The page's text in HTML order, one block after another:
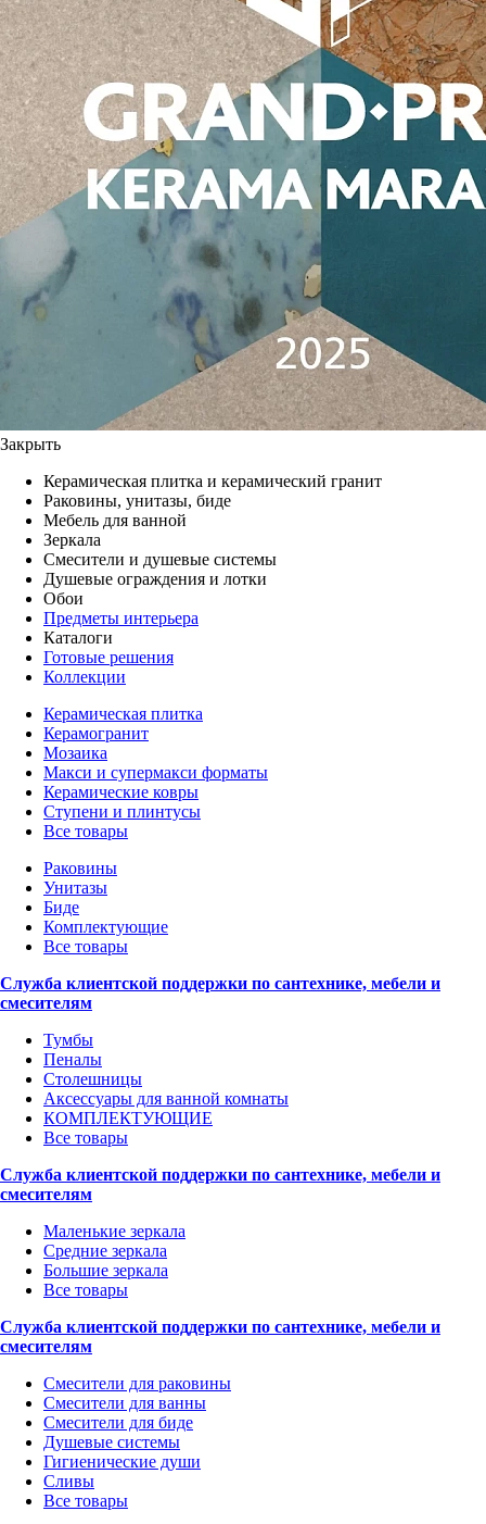
Закрыть
Керамическая плитка и керамический гранит
Раковины, унитазы, биде
Мебель для ванной
Зеркала
Смесители и душевые системы
Душевые ограждения и лотки
Обои
Предметы интерьера
Каталоги
Готовые решения
Коллекции
Керамическая плитка
Керамогранит
Мозаика
Макси и супермакси форматы
Керамические ковры
Ступени и плинтусы
Все товары
Раковины
Унитазы
Биде
Комплектующие
Все товары
Служба клиентской поддержки по сантехнике, мебели и
смесителям
Тумбы
Пеналы
Столешницы
Аксессуары для ванной комнаты
КОМПЛЕКТУЮЩИЕ
Все товары
Служба клиентской поддержки по сантехнике, мебели и
смесителям
Маленькие зеркала
Средние зеркала
Большие зеркала
Все товары
Служба клиентской поддержки по сантехнике, мебели и
смесителям
Смесители для раковины
Смесители для ванны
Смесители для биде
Душевые системы
Гигиенические души
Сливы
Все товары